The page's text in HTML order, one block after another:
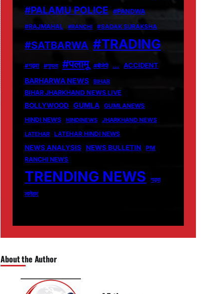
#PALAMU POLICE
#PANDWA
#RAJMAHAL
#RANCHI #SADAK SURAKSHA
#SATBARWA #TRADING
#गढ़वा #गुमला #पलामू #बीजेपी … ACCIDENT
BARHARWA NEWS BIHAR
BIHAR JHARKHAND NEWS LIVE
BOLLYWOOD GUMLA
GUMLANEWS
HINDI NEWS
HINDINEWS
JHARKHAND NEWS
LATEHAR
LATEHAR HINDI NEWS
NEWS ANALYSIS NEWS BULLETIN
PM
RANCHI NEWS
TRENDING NEWS
गढ़वा
लातेहार
About the Author